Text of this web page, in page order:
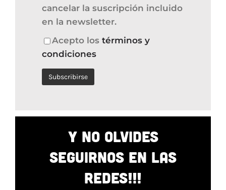
cancelar la suscripción incluido
en la newsletter.
Acepto lostérminos y
condiciones
Y NO OLVIDES
SEGUIRNOS EN LAS
REDES!!!